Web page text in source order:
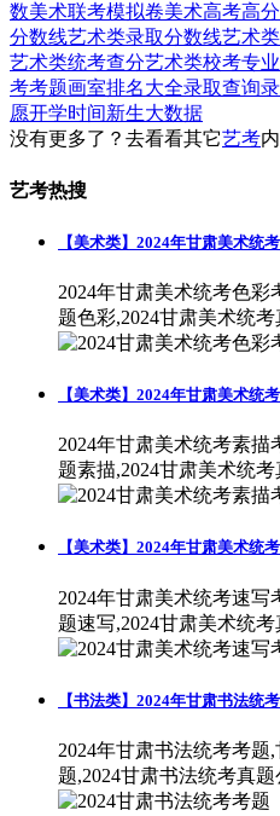
数美术联考模拟卷美术高考高
分数线艺术类录取分数线艺术
艺术类统考查分艺术类校考专
考考题画室排名大全录取查询
愿开学时间新生大数据
没有更多了？去看看其它艺考
艺考热搜
【美术类】2024年甘肃美术统
2024年甘肃美术统考色彩
题色彩,2024甘肃美术统考
【美术类】2024年甘肃美术统
2024年甘肃美术统考素描
题素描,2024甘肃美术统考
【美术类】2024年甘肃美术统
2024年甘肃美术统考速写
题速写,2024甘肃美术统考
【书法类】2024年甘肃书法统
2024年甘肃书法统考考题
题,2024甘肃书法统考真题